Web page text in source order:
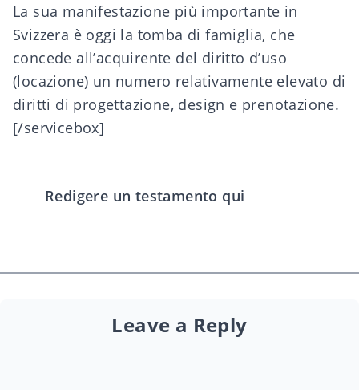
La sua manifestazione più importante in
Svizzera è oggi la tomba di famiglia, che
concede all’acquirente del diritto d’uso
(locazione) un numero relativamente elevato di
diritti di progettazione, design e prenotazione.
[/servicebox]
Redigere un testamento qui
Leave a Reply